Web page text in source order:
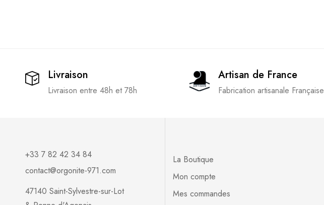
Livraison
Livraison entre 48h et 78h
Artisan de France
Fabrication artisanale Française
+33 7 82 42 34 84
contact@orgonite-971.com
47140 Saint-Sylvestre-sur-Lot
La Boutique
Mon compte
Mes commandes